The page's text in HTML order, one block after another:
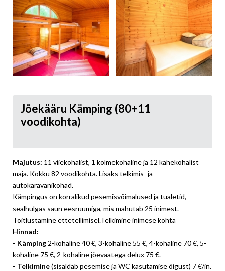
Jõekääru Kämping (80+11
voodikohta)
Majutus: 11 viiekohalist, 1 kolmekohaline ja 12 kahekohalist
maja. Kokku 82 voodikohta. Lisaks telkimis- ja
autokaravanikohad.
Kämpingus on korralikud pesemisvõimalused ja tualetid,
sealhulgas saun eesruumiga, mis mahutab 25 inimest.
Toitlustamine ettetellimisel.Telkimine inimese kohta
Hinnad:
- Kämping 2-kohaline 40 €, 3-kohaline 55 €, 4-kohaline 70 €, 5-
kohaline 75 €, 2-kohaline jõevaatega delux 75 €.
- Telkimine(sisaldab pesemise ja WC kasutamise õigust) 7 €/in.